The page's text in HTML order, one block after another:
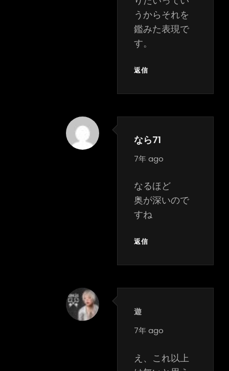
うからそれを
鑑みた表現で
す。
返信
なら71
says:
7年 ago
なるほど
奥が深いので
すね
返信
遊
says:
7年 ago
え、これ以上